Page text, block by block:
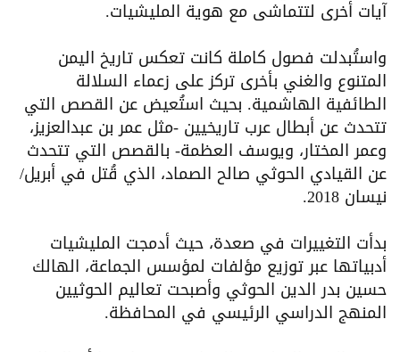
آيات أخرى لتتماشى مع هوية المليشيات.
واستُبدلت فصول كاملة كانت تعكس تاريخ اليمن
المتنوع والغني بأخرى تركز على زعماء السلالة
الطائفية الهاشمية. بحيث استُعيض عن القصص التي
تتحدث عن أبطال عرب تاريخيين -مثل عمر بن عبدالعزيز،
وعمر المختار، ويوسف العظمة- بالقصص التي تتحدث
عن القيادي الحوثي صالح الصماد، الذي قُتل في أبريل/
نيسان 2018.
بدأت التغييرات في صعدة، حيث أدمجت المليشيات
أدبياتها عبر توزيع مؤلفات لمؤسس الجماعة، الهالك
حسين بدر الدين الحوثي وأصبحت تعاليم الحوثيين
المنهج الدراسي الرئيسي في المحافظة.